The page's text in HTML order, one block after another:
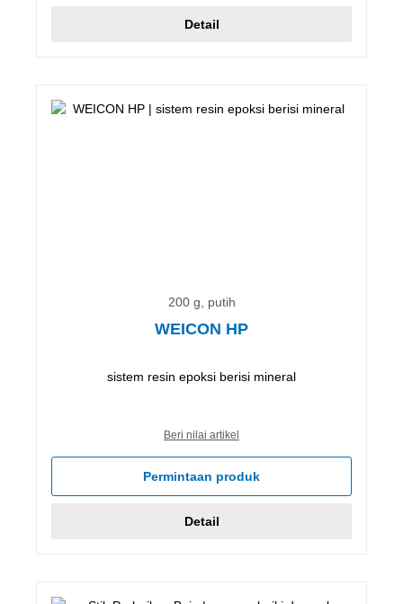
Detail
200 g, putih
WEICON HP
sistem resin epoksi berisi mineral
Beri nilai artikel
Permintaan produk
Detail